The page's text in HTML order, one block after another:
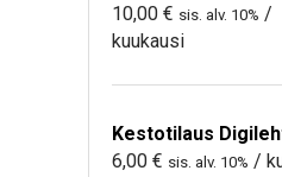
10,00 € sis. alv. 10% /
kuukausi
Kestotilaus
6,00 € sis. alv. 10% /